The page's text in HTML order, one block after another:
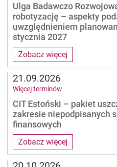
Zobacz więcej
Ulga Badawczo
robotyzację – aspekty
uwzględnieniem
stycznia 2027
Zobacz więcej
CIT Estoński – pakiet
zakresie niepodpisanych
finansowych
21.09.2026
Więcej terminów